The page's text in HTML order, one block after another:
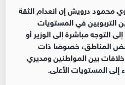
محمود درويش إن انعدام الثقة
التربويين في المستويات
إلى التوجه مباشرة إلى الوزير أو
المناطق، خصوصًا ذات
بين المواطنين ومديري
إلى المستويات الأعلى.